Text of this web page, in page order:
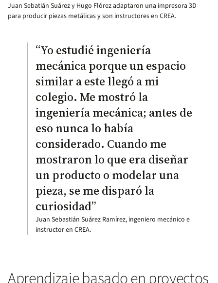
Juan Sebatián Suárez y Hugo Flórez adaptaron una impresora 3D
para producir piezas metálicas y son instructores en CREA.
“Yo estudié ingeniería
mecánica porque un espacio
similar a este llegó a mi
colegio. Me mostró la
ingeniería mecánica; antes de
eso nunca lo había
considerado. Cuando me
mostraron lo que era diseñar
un producto o modelar una
pieza, se me disparó la
curiosidad”
Juan Sebastián Suárez Ramírez, ingeniero mecánico e
instructor en CREA.
Aprendizaje basado en proyectos